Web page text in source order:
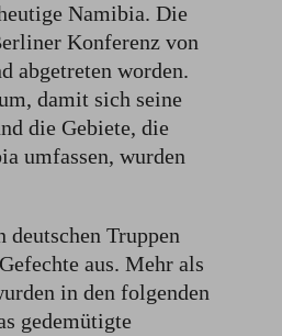
Namibia. Die
Konferenz von
abgetreten worden.
damit sich seine
die Gebiete, die
umfassen, wurden
deutschen Truppen
aus. Mehr als
in den folgenden
gedemütigte